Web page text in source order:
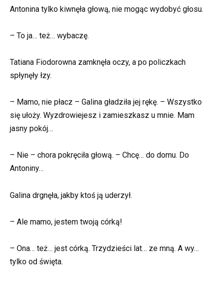
Antonina tylko kiwnęła głową, nie mogąc wydobyć głosu.
– To ja… też… wybaczę.
Tatiana Fiodorowna zamknęła oczy, a po policzkach
spłynęły łzy.
– Mamo, nie płacz – Galina gładziła jej rękę. – Wszystko
się ułoży. Wyzdrowiejesz i zamieszkasz u mnie. Mam
jasny pokój…
– Nie – chora pokręciła głową. – Chcę… do domu. Do
Antoniny…
Galina drgnęła, jakby ktoś ją uderzył.
– Ale mamo, jestem twoją córką!
– Ona… też… jest córką. Trzydzieści lat… ze mną. A wy…
tylko od święta.